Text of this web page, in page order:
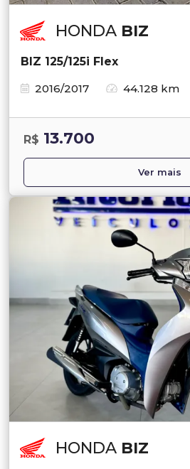
HONDA BIZ
BIZ 125/125i Flex
2016/2017
44.128 km
R$ 13.700
Ver mais
HONDA BIZ